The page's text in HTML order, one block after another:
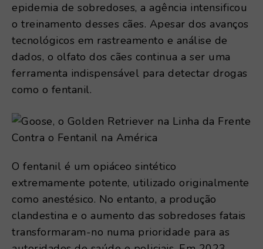
epidemia de sobredoses, a agência intensificou
o treinamento desses cães. Apesar dos avanços
tecnológicos em rastreamento e análise de
dados, o olfato dos cães continua a ser uma
ferramenta indispensável para detectar drogas
como o fentanil.
O fentanil é um opiáceo sintético
extremamente potente, utilizado originalmente
como anestésico. No entanto, a produção
clandestina e o aumento das sobredoses fatais
transformaram-no numa prioridade para as